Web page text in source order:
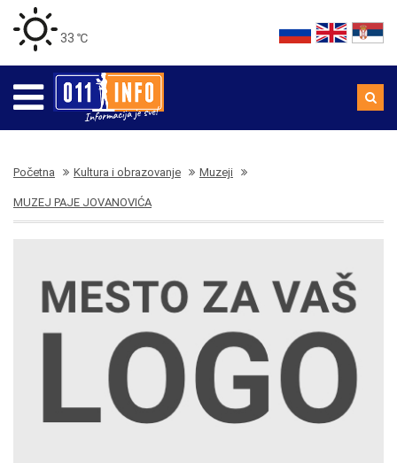
33 ℃
Početna Kultura i obrazovanje Muzeji
MUZEJ PAJE JOVANOVIĆA